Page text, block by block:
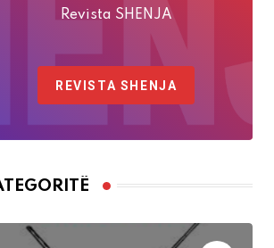
Revista SHENJA
REVISTA SHENJA